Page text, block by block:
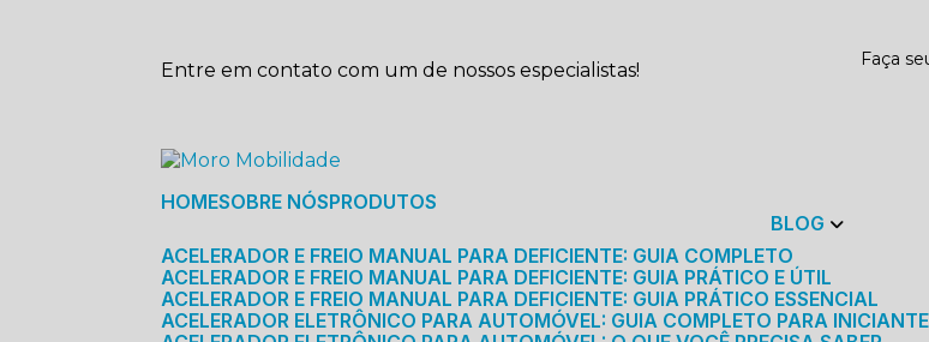
Entre em contato com um de nossos especialistas!
Faça
HOME SOBRE NÓS PRODUTOS
BLOG
ACELERADOR E FREIO MANUAL PARA DEFICIENTE: GUIA COMPLETO
ACELERADOR E FREIO MANUAL PARA DEFICIENTE: GUIA PRÁTICO E ÚTIL
ACELERADOR E FREIO MANUAL PARA DEFICIENTE: GUIA PRÁTICO ESSENCIAL
ACELERADOR ELETRÔNICO PARA AUTOMÓVEL: GUIA COMPLETO PARA